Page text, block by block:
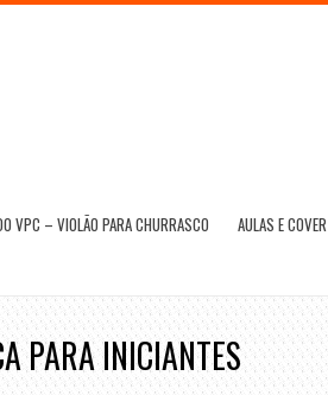
VPC – VIOLÃO PARA CHURRASCO AULAS E COVER
PARA INICIANTES